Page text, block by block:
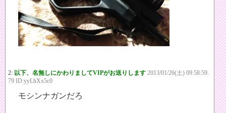
2: 以下、名無しにかわりましてVIPがお送りします 2013/01/26(土) 09:58:59.
79 ID:yyLhXx5c0
モシンナガンだろ